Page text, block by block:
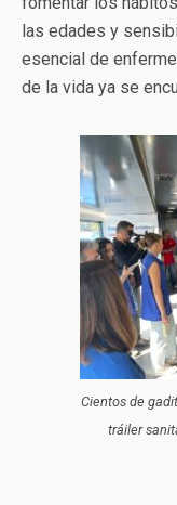
las edades y
esencial de
de la vida ya se
Cientos de
tráiler